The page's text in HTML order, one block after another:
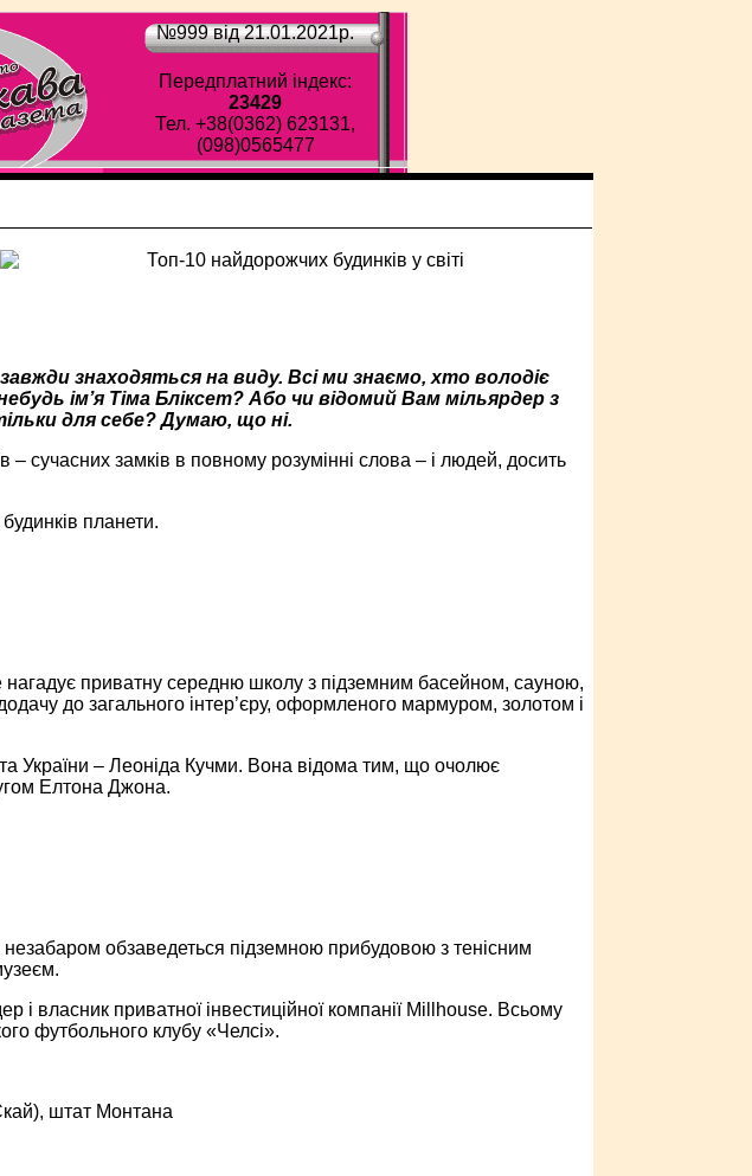
№999 від 21.01.2021p.
Передплатний індекс:
23429
Тел. +38(0362) 623131,
(098)0565477
знаходяться на виду. Всі ми знаємо, хто володіє
ім’я Тіма Бліксет? Або чи відомий Вам мільярдер з
для себе? Думаю, що ні.
сучасних замків в повному розумінні слова – і людей, досить
планети.
приватну середню школу з підземним басейном, сауною,
до загального інтер’єру, оформленого мармуром, золотом і
України – Леоніда Кучми. Вона відома тим, що очолює
Елтона Джона.
обзаведеться підземною прибудовою з тенісним
і власник приватної інвестиційної компанії Millhouse. Всьому
футбольного клубу «Челсі».
штат Монтана